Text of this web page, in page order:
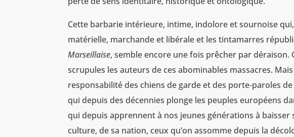
Cette barbarie intérieure, intime, indolore et sournoise
matérielle, marchande et libérale et les tintamarres
Marseillaise, semble encore une fois prêcher par
scrupules les auteurs de ces abominables massacres.
responsabilité des chiens de garde et des porte-paroles
qui depuis des décennies plonge les peuples européens
qui depuis apprennent à nos jeunes générations à
culture, de sa nation, ceux qu’on assomme depuis la